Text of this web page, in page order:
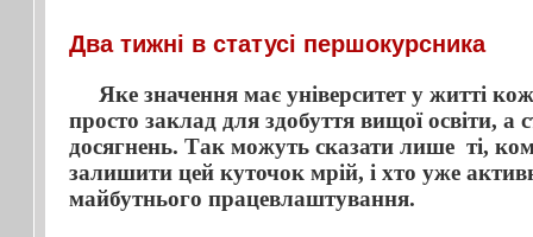
Два тижні в статусі першокурсника
Яке значення має університет у житті
просто заклад для здобуття вищої освіти, а
досягнень. Так можуть сказати лише ті,
залишити цей куточок мрій, і хто уже
майбутнього працевлаштування.